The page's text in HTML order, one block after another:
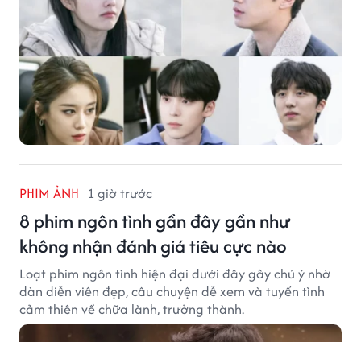
PHIM ẢNH 1 giờ trước
8 phim ngôn tình gần đây gần như
không nhận đánh giá tiêu cực nào
Loạt phim ngôn tình hiện đại dưới đây gây chú ý nhờ
dàn diễn viên đẹp, câu chuyện dễ xem và tuyến tình
cảm thiên về chữa lành, trưởng thành.